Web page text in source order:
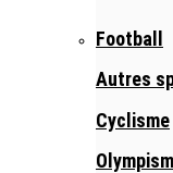
Football
Autres
Cyclisme